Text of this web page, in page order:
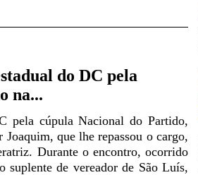
do DC pela
na...
pela cúpula Nacional do Partido,
que lhe repassou o cargo,
Durante o encontro, ocorrido
suplente de vereador de São Luís,